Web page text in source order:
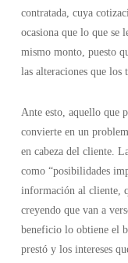
contratada, cuya
ocasiona que lo que se
mismo monto, puesto
las alteraciones que los
Ante esto, aquello que
convierte en un
en cabeza del cliente.
como “posibilidades
información al cliente,
creyendo que van a
beneficio lo obtiene el
prestó y los intereses